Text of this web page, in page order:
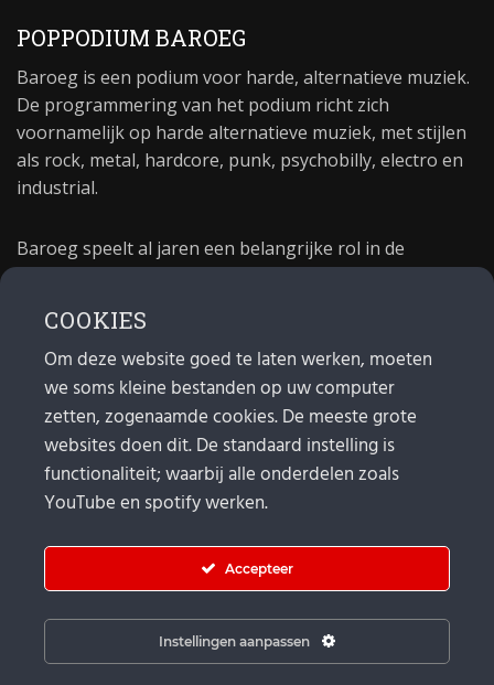
POPPODIUM BAROEG
Baroeg is een podium voor harde, alternatieve muziek.
De programmering van het podium richt zich
voornamelijk op harde alternatieve muziek, met stijlen
als rock, metal, hardcore, punk, psychobilly, electro en
industrial.
Baroeg speelt al jaren een belangrijke rol in de
poppodium 40 jaar.
MAIL
Algemeen: info@baroeg.nl
Bands & boeking: leon@baroeg.nl
Promotie & publiciteit: francis@baroeg.nl
COOKIES
Om deze website goed te laten werken, moeten
we soms kleine bestanden op uw computer
zetten, zogenaamde cookies. De meeste grote
websites doen dit. De standaard instelling is
functionaliteit; waarbij alle onderdelen zoals
YouTube en spotify werken.
Accepteer
Instellingen aanpassen